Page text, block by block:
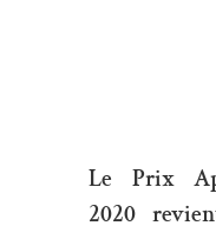
Le Prix
2020